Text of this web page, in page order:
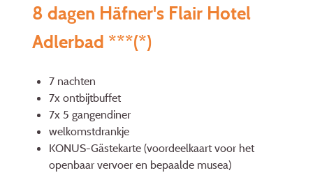
8 dagen Häfner's Flair Hotel
Adlerbad ***(*)
7 nachten
7x ontbijtbuffet
7x 5 gangendiner
welkomstdrankje
KONUS-Gästekarte (voordeelkaart voor het
openbaar vervoer en bepaalde musea)